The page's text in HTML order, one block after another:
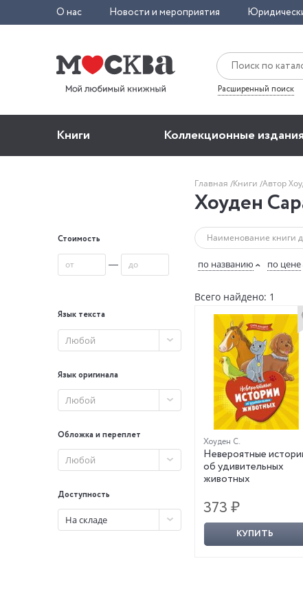
О нас Новости и мероприятия
Расширенный поиск
Книги Коллекционные издания
Главная Книги Автор
Хоуден
Стоимость
—
Язык текста
Любой
Язык оригинала
Любой
Обложка и переплет
Любой
Доступность
На складе
по названию по цене
Всего найдено: 1
Хоуден С.
Невероятные
об удивительных
животных
373 ₽
КУПИТЬ